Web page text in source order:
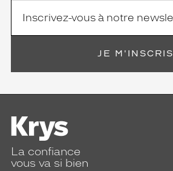
JE M'INSCRIS
La confiance
vous va si bien